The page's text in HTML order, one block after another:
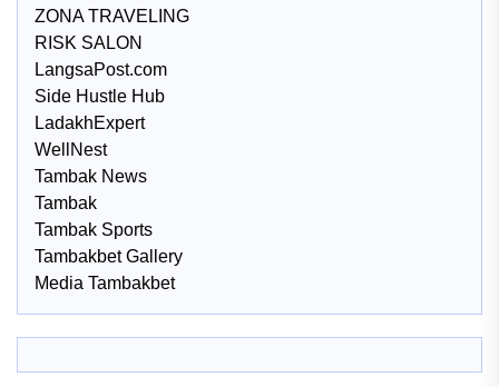
ZONA TRAVELING
RISK SALON
LangsaPost.com
Side Hustle Hub
LadakhExpert
WellNest
Tambak News
Tambak
Tambak Sports
Tambakbet Gallery
Media Tambakbet